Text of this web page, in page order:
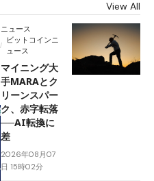
View All
ニュース
ビットコインニ
ュース
マイニング大
手MARAとク
リーンスパー
ク、赤字転落
──AI転換に
差
2026年08月07
日 15時02分